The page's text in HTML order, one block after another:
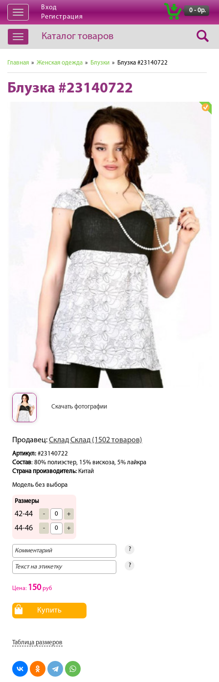
Открыть
навигацию
Вход
Регистрация
0 - 0р.
Открыть
навигацию
Каталог товаров
Главная » Женская одежда » Блузки » Блузка #23140722
Блузка #23140722
Скачать фотографии
Продавец:Склад Склад (1502 товаров)
Артикул: #23140722
Состав: 80% полиэстер, 15% вискоза, 5% лайкра
Страна производитель: Китай
Модель без выбора
Размеры
42-44 - +
44-46 - +
?
?
Цена: 150руб
Купить
Таблица размеров